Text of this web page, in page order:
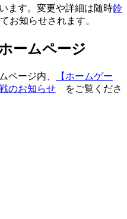
ます。変更や詳細は随時鈴
お知らせされます。
ームページ
ページ内、
【ホームゲー
のお知らせ をご覧くださ